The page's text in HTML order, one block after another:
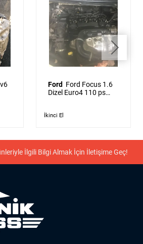
Ford
Dizel Euro4 110 ps
İkinci El
İlgili Bilgi Almak İçin İletişime Geç!